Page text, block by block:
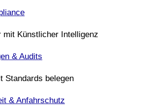
mit Künstlicher Intelligenz
& Audits
Standards belegen
& Anfahrschutz